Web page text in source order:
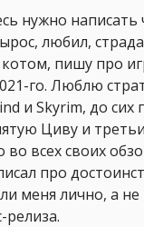
нужно написать
любил,
котом, пишу про
го. Люблю
и Skyrim, до сих
Циву и
всех своих
про
меня лично, а
релиза.